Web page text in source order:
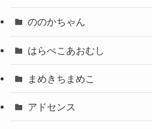
ののかちゃん
はらぺこあおむし
まめきちまめこ
アドセンス